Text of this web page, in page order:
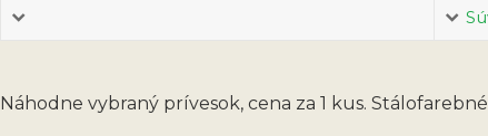
Náhodne vybraný prívesok, cena za 1 kus.